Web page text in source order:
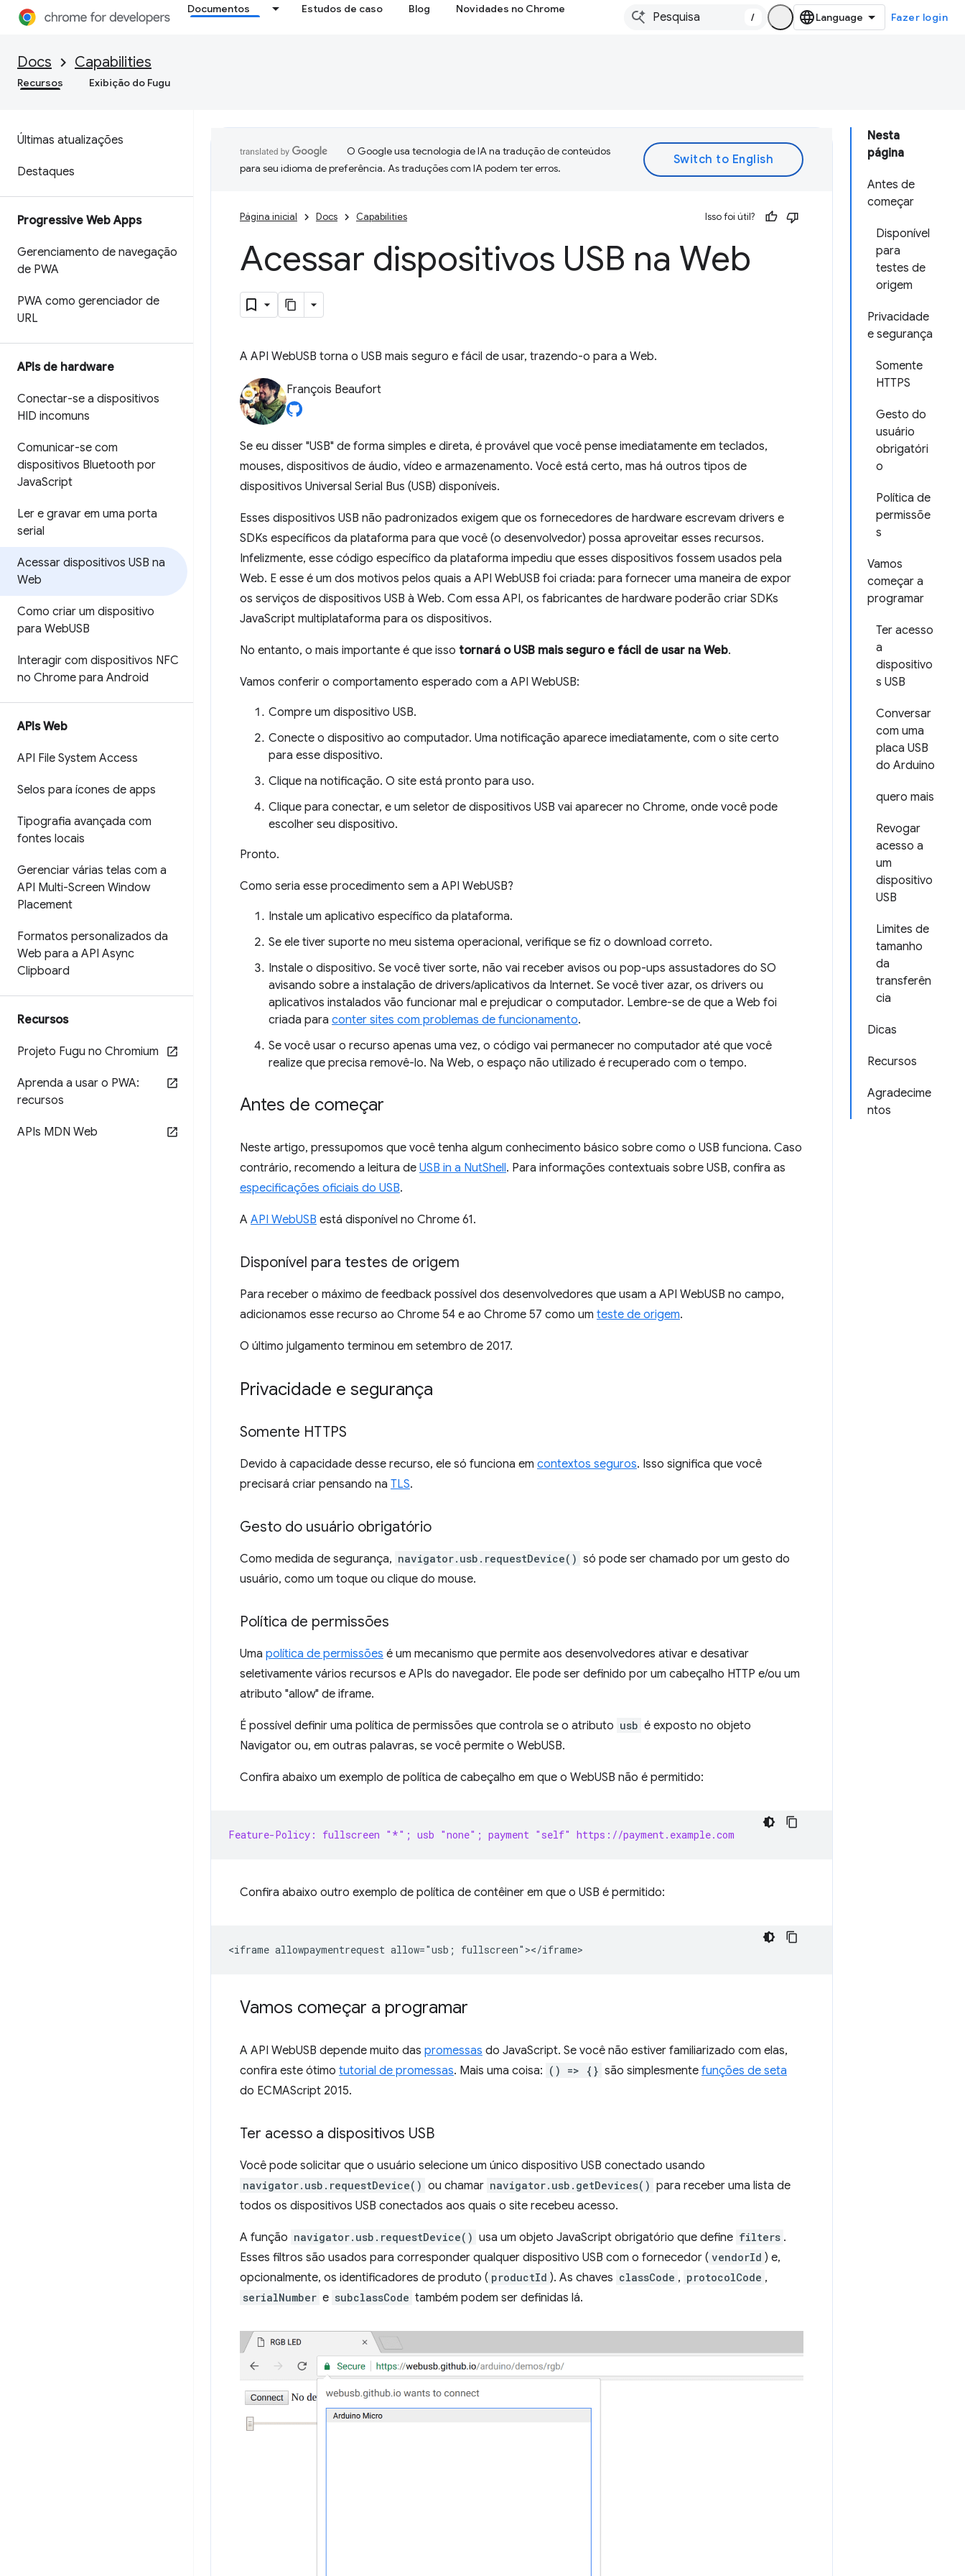
Documentos Estudos de caso Blog Novidades no Chrome
/ Fazer login
Docs Capabilities
Recursos Exibição do Fugu
Últimas atualizações
Destaques
Progressive Web Apps
Gerenciamento de navegação
de PWA
PWA como gerenciador de
URL
APIs de hardware
Conectar-se a dispositivos
HID incomuns
Comunicar-se com
dispositivos Bluetooth por
JavaScript
Ler e gravar em uma porta
serial
Acessar dispositivos USB na
Web
Como criar um dispositivo
para WebUSB
Interagir com dispositivos NFC
no Chrome para Android
APIs Web
API File System Access
Selos para ícones de apps
Tipografia avançada com
fontes locais
Gerenciar várias telas com a
API Multi-Screen Window
Placement
Formatos personalizados da
Web para a API Async
Clipboard
Recursos
Projeto Fugu no Chromium
Aprenda a usar o PWA:
recursos
APIs MDN Web
Nesta
página
Antes de
começar
Disponível
para
testes de
origem
Privacidade
e segurança
Somente
HTTPS
Gesto do
usuário
obrigatóri
o
Política de
permissõe
s
Vamos
começar a
programar
Ter acesso
a
dispositivo
s USB
Conversar
com uma
placa USB
do Arduino
quero mais
Revogar
acesso a
um
dispositivo
USB
Limites de
tamanho
da
transferên
cia
Dicas
Recursos
Agradecime
ntos
O Google usa tecnologia de IA na tradução de conteúdos
para seu idioma de preferência. As traduções com IA podem ter erros.
Página inicial Docs Capabilities Isso foi útil?
Acessar dispositivos USB na Web
A API WebUSB torna o USB mais seguro e fácil de usar, trazendo-o para a Web.
François Beaufort
Se eu disser "USB" de forma simples e direta, é provável que você pense imediatamente em teclados,
mouses, dispositivos de áudio, vídeo e armazenamento. Você está certo, mas há outros tipos de
dispositivos Universal Serial Bus (USB) disponíveis.
Esses dispositivos USB não padronizados exigem que os fornecedores de hardware escrevam drivers e
SDKs específicos da plataforma para que você (o desenvolvedor) possa aproveitar esses recursos.
Infelizmente, esse código específico da plataforma impediu que esses dispositivos fossem usados pela
Web. E esse é um dos motivos pelos quais a API WebUSB foi criada: para fornecer uma maneira de expor
os serviços de dispositivos USB à Web. Com essa API, os fabricantes de hardware poderão criar SDKs
JavaScript multiplataforma para os dispositivos.
No entanto, o mais importante é que isso tornará o USB mais seguro e fácil de usar na Web.
Vamos conferir o comportamento esperado com a API WebUSB:
Compre um dispositivo USB.
Conecte o dispositivo ao computador. Uma notificação aparece imediatamente, com o site certo
para esse dispositivo.
Clique na notificação. O site está pronto para uso.
Clique para conectar, e um seletor de dispositivos USB vai aparecer no Chrome, onde você pode
escolher seu dispositivo.
Pronto.
Como seria esse procedimento sem a API WebUSB?
Instale um aplicativo específico da plataforma.
Se ele tiver suporte no meu sistema operacional, verifique se fiz o download correto.
Instale o dispositivo. Se você tiver sorte, não vai receber avisos ou pop-ups assustadores do SO
avisando sobre a instalação de drivers/aplicativos da Internet. Se você tiver azar, os drivers ou
aplicativos instalados vão funcionar mal e prejudicar o computador. Lembre-se de que a Web foi
criada para conter sites com problemas de funcionamento.
Se você usar o recurso apenas uma vez, o código vai permanecer no computador até que você
realize que precisa removê-lo. Na Web, o espaço não utilizado é recuperado com o tempo.
Antes de começar
Neste artigo, pressupomos que você tenha algum conhecimento básico sobre como o USB funciona. Caso
contrário, recomendo a leitura de USB in a NutShell. Para informações contextuais sobre USB, confira as
especificações oficiais do USB.
A API WebUSB está disponível no Chrome 61.
Disponível para testes de origem
Para receber o máximo de feedback possível dos desenvolvedores que usam a API WebUSB no campo,
adicionamos esse recurso ao Chrome 54 e ao Chrome 57 como um teste de origem.
O último julgamento terminou em setembro de 2017.
Privacidade e segurança
Somente HTTPS
Devido à capacidade desse recurso, ele só funciona em contextos seguros. Isso significa que você
precisará criar pensando na TLS.
Gesto do usuário obrigatório
Como medida de segurança, navigator.usb.requestDevice() só pode ser chamado por um gesto do
usuário, como um toque ou clique do mouse.
Política de permissões
Uma política de permissões é um mecanismo que permite aos desenvolvedores ativar e desativar
seletivamente vários recursos e APIs do navegador. Ele pode ser definido por um cabeçalho HTTP e/ou um
atributo "allow" de iframe.
É possível definir uma política de permissões que controla se o atributo usb é exposto no objeto
Navigator ou, em outras palavras, se você permite o WebUSB.
Confira abaixo um exemplo de política de cabeçalho em que o WebUSB não é permitido:
Feature-Policy: fullscreen "*"; usb "none"; payment "self" https://payment.example.com
Confira abaixo outro exemplo de política de contêiner em que o USB é permitido:
Vamos começar a programar
A API WebUSB depende muito das promessas do JavaScript. Se você não estiver familiarizado com elas,
confira este ótimo tutorial de promessas. Mais uma coisa: () => {} são simplesmente funções de seta
do ECMAScript 2015.
Ter acesso a dispositivos USB
Você pode solicitar que o usuário selecione um único dispositivo USB conectado usando
navigator.usb.requestDevice() ou chamar navigator.usb.getDevices() para receber uma lista de
todos os dispositivos USB conectados aos quais o site recebeu acesso.
A função navigator.usb.requestDevice() usa um objeto JavaScript obrigatório que define filters .
Esses filtros são usados para corresponder qualquer dispositivo USB com o fornecedor ( vendorId ) e,
opcionalmente, os identificadores de produto ( productId ). As chaves classCode , protocolCode ,
serialNumber e subclassCode também podem ser definidas lá.